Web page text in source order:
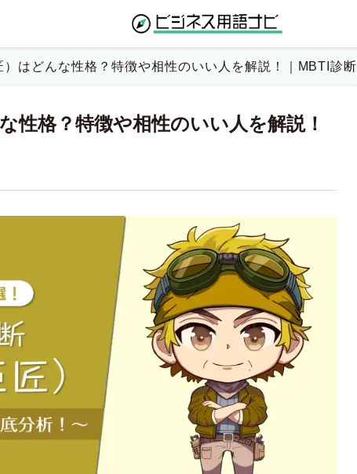
）はどんな性格？特徴や相性のいい人を解説！｜MBTI診断
性格？特徴や相性のいい人を解説！